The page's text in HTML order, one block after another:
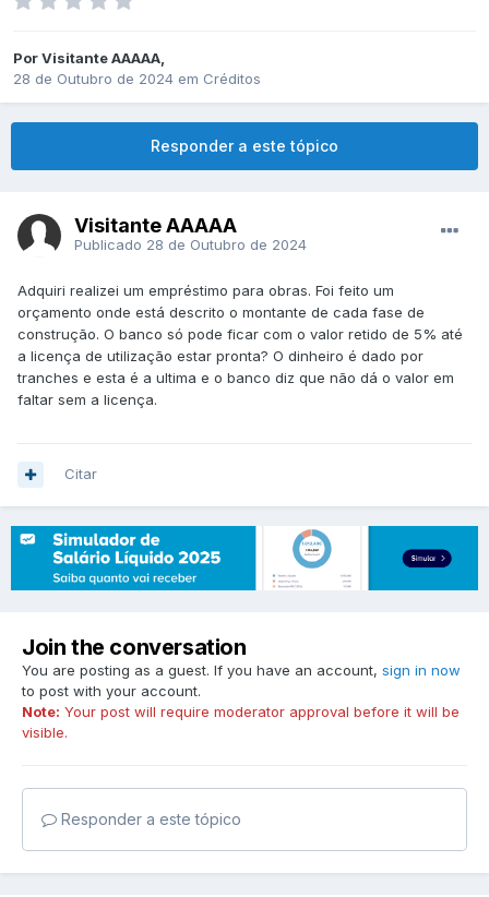
PorVisitante AAAAA,
28 de Outubro de 2024 em Créditos
Responder a este tópico
Visitante AAAAA
Publicado 28 de Outubro de 2024
Adquiri realizei um empréstimo para obras. Foi feito um
orçamento onde está descrito o montante de cada fase de
construção. O banco só pode ficar com o valor retido de 5% até
a licença de utilização estar pronta? O dinheiro é dado por
tranches e esta é a ultima e o banco diz que não dá o valor em
faltar sem a licença.
Citar
Join the conversation
You are posting as a guest. If you have an account, sign in now
to post with your account.
Note: Your post will require moderator approval before it will be
visible.
Responder a este tópico